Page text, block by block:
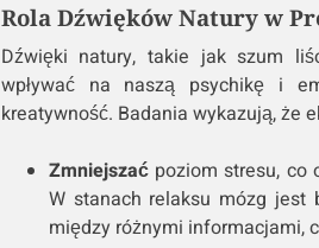
Rola Dźwięków Natury w
Dźwięki natury, takie jak szum
wpływać na naszą psychikę i
kreatywność. Badania wykazują, że
Zmniejszaćpoziom stresu, co
W stanach relaksu mózg jest
między różnymi informacjami,